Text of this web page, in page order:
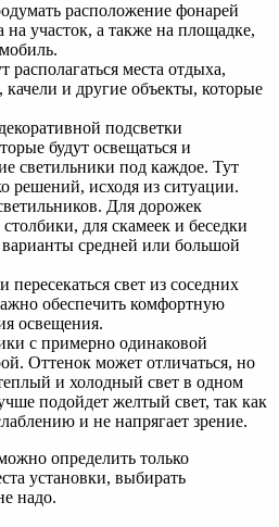
расположение фонарей
на участок, а также на площадке,
располагаться места отдыха,
и другие объекты, которые
подсветки
будут освещаться и
светильники под каждое. Тут
решений, исходя из ситуации.
Для дорожек
для скамеек и беседки
средней или большой
пересекаться свет из соседних
обеспечить комфортную
освещения.
с примерно одинаковой
Оттенок может отличаться, но
и холодный свет в одном
подойдет желтый свет, так как
и не напрягает зрение.
определить только
установки, выбирать
надо.